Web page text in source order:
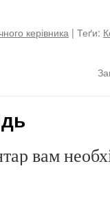
керівника | Теґи:
вам